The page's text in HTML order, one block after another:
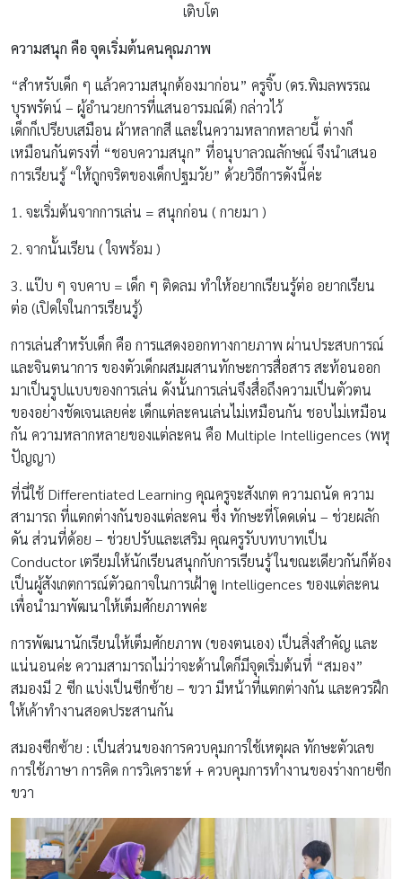
เติบโต
ความสนุก คือ จุดเริ่มต้นคนคุณภาพ
“สำหรับเด็ก ๆ แล้วความสนุกต้องมาก่อน” ครูจิ๊บ (ดร.พิมลพรรณ
บุรพรัตน์ – ผู้อำนวยการที่แสนอารมณ์ดี) กล่าวไว้
เด็กก็เปรียบเสมือน ผ้าหลากสี และในความหลากหลายนี้ ต่างก็
เหมือนกันตรงที่ “ชอบความสนุก” ที่อนุบาลวณลักษณ์ จึงนำเสนอ
การเรียนรู้ “ให้ถูกจริตของเด็กปฐมวัย” ด้วยวิธีการดังนี้ค่ะ
1. จะเริ่มต้นจากการเล่น = สนุกก่อน ( กายมา )
2. จากนั้นเรียน ( ใจพร้อม )
3. แป๊บ ๆ จบคาบ = เด็ก ๆ ติดลม ทำให้อยากเรียนรู้ต่อ อยากเรียน
ต่อ (เปิดใจในการเรียนรู้)
การเล่นสำหรับเด็ก คือ การแสดงออกทางกายภาพ ผ่านประสบการณ์
และจินตนาการ ของตัวเด็กผสมผสานทักษะการสื่อสาร สะท้อนออก
มาเป็นรูปแบบของการเล่น ดังนั้นการเล่นจึงสื่อถึงความเป็นตัวตน
ของอย่างชัดเจนเลยค่ะ เด็กแต่ละคนเล่นไม่เหมือนกัน ชอบไม่เหมือน
กัน ความหลากหลายของแต่ละคน คือ Multiple Intelligences (พหุ
ปัญญา)
ที่นี่ใช้ Differentiated Learning คุณครูจะสังเกต ความถนัด ความ
สามารถ ที่แตกต่างกันของแต่ละคน ซึ่ง ทักษะที่โดดเด่น – ช่วยผลัก
ดัน ส่วนที่ด้อย – ช่วยปรับและเสริม คุณครูรับบทบาทเป็น
Conductor เตรียมให้นักเรียนสนุกกับการเรียนรู้ ในขณะเดียวกันก็ต้อง
เป็นผู้สังเกตการณ์ตัวฉกาจในการเฝ้าดู Intelligences ของแต่ละคน
เพื่อนำมาพัฒนาให้เต็มศักยภาพค่ะ
การพัฒนานักเรียนให้เต็มศักยภาพ (ของตนเอง) เป็นสิ่งสำคัญ และ
แน่นอนค่ะ ความสามารถไม่ว่าจะด้านใดก็มีจุดเริ่มต้นที่ “สมอง”
สมองมี 2 ซีก แบ่งเป็นซีกซ้าย – ขวา มีหน้าที่แตกต่างกัน และควรฝึก
ให้เค้าทำงานสอดประสานกัน
สมองซีกซ้าย : เป็นส่วนของการควบคุมการใช้เหตุผล ทักษะตัวเลข
การใช้ภาษา การคิด การวิเคราะห์ + ควบคุมการทำงานของร่างกายซีก
ขวา